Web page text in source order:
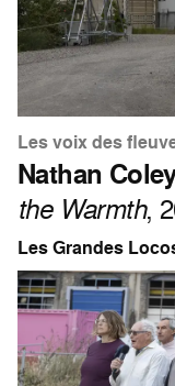
Les voix des
Nathan
the Warmth,
Les Grandes